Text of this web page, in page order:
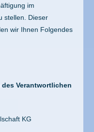
im
stellen. Dieser
wir Ihnen Folgendes
Verantwortlichen
KG